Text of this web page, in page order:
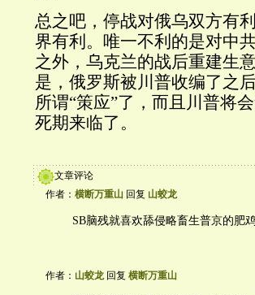
总之吧，停战对俄乌双方有
界有利。唯一不利的是对中
之外，乌克兰的战后重建生
是，俄罗斯被川普收编了之
所谓“策应”了，而且川普将
死期来临了。
文章评论
作者： 横断万重山 回复 山蛟龙
SB脑残就喜欢舔侵略畜生普京的肥
作者： 山蛟龙回复 横断万重山